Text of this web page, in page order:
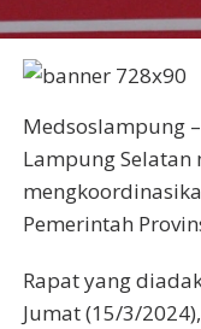
Medsoslampung
Lampung
Pemerintah
Rapat yang
Jumat (15/3/